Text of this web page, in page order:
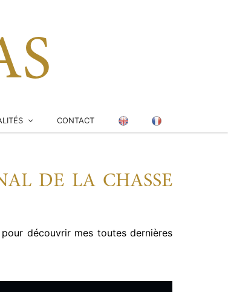
/ SALONS
CONTACT
DE LA CHASSE
découvrir mes toutes dernières